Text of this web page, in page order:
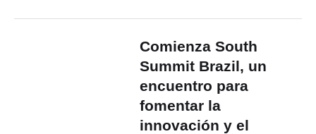
Comienza South
Summit Brazil, un
encuentro para
fomentar la
innovación y el